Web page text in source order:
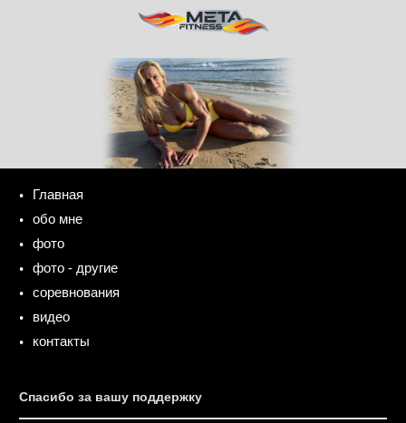
Главная
обо мне
фото
фото - другие
соревнования
видео
контакты
Спасибо за вашу поддержку